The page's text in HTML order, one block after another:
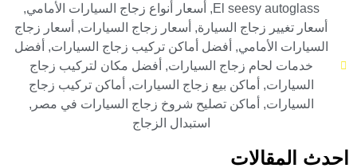
El seesy autoglass
, أسعار أنواع زجاج السيارات الأمامي,
أسعار تغيير زجاج السيارة, أسعار زجاج السيارات, أسعار زجاج
السيارات الأمامي, أفضل أماكن تركيب زجاج السيارات, أفضل
خدمات لحام زجاج السيارات, أفضل مكان لتركيب زجاج
السيارات, أماكن بيع زجاج السيارات, أماكن تركيب زجاج
السيارات, أماكن تصليح شروخ زجاج السيارات في مصر ,
استبدال الزجاج
احدث المقالات